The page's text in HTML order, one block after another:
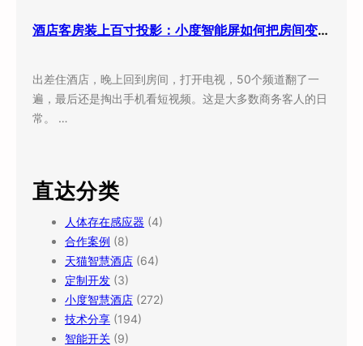
酒店客房装上百寸投影：小度智能屏如何把房间变成”第三空间”
出差住酒店，晚上回到房间，打开电视，50个频道翻了一
遍，最后还是掏出手机看短视频。这是大多数商务客人的日
常。 …
直达分类
人体存在感应器 (4)
合作案例 (8)
天猫智慧酒店 (64)
定制开发 (3)
小度智慧酒店 (272)
技术分享 (194)
智能开关 (9)